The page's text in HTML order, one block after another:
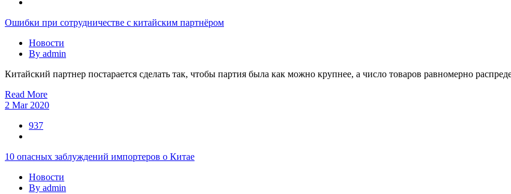
Ошибки при сотрудничестве с китайским партнёром
Новости
By admin
Китайский партнер постарается сделать так, чтобы партия была как можно крупнее, а число товаров равномерно
Read More
2 Mar 2020
937
10 опасных заблуждений импортеров о Китае
Новости
By admin